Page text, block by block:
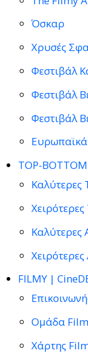
Όσκαρ
Χρυσές
Φεστιβάλ
Φεστιβάλ
Φεστιβάλ
TOP-BOTTOM
Καλύτερες
Καλύτερες
FILMY |
Ομάδα
Χάρτης